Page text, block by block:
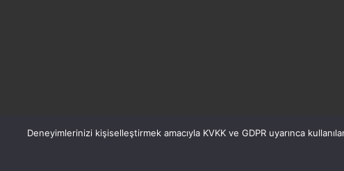
Tüm hakları saklıdır © 2026. PRIME YEMEK ŞİRKETİ . ANTALYA CATERING.
Deneyimlerinizi kişiselleştirmek amacıyla KVKK ve GDPR uyarınca